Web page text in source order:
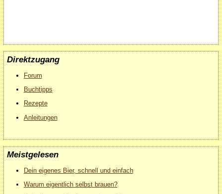
Direktzugang
Forum
Buchtipps
Rezepte
Anleitungen
Meistgelesen
Dein eigenes Bier, schnell und einfach
Warum eigentlich selbst brauen?